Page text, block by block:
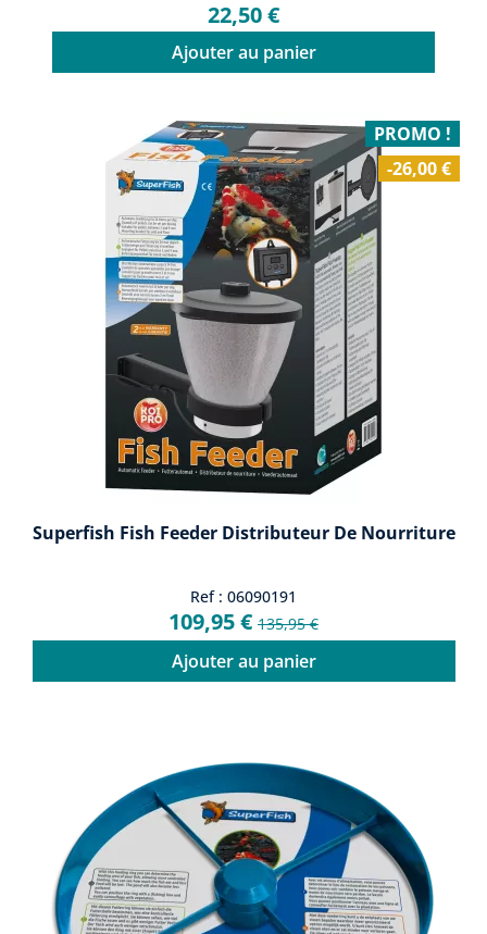
22,50 €
Ajouter au panier
Superfish Fish Feeder Distributeur De Nourriture
Ref : 06090191
109,95 € 135,95 €
Ajouter au panier
PROMO !
-26,00 €